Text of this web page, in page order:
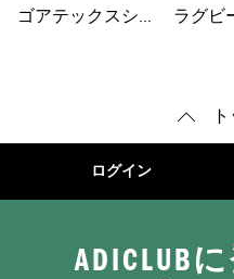
ゴアテックスシュ
ラグビ
ログイン
ADICLUB